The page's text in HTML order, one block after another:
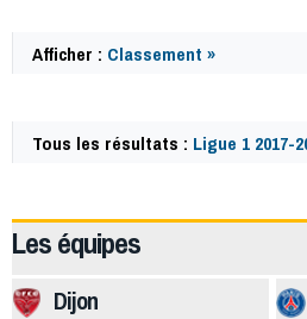
Afficher : Classement »
Tous les résultats : Ligue 1 2017-
Les équipes
Dijon